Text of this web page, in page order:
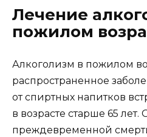
Лечение
пожилом
Алкоголизм в пожилом
распространенное
от спиртных напитков
в возрасте старше 65
преждевременной